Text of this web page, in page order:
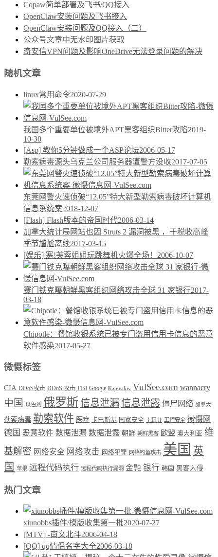
Copaw简单部署及飞书/QQ接入
OpenClaw安装问题及飞书接入
OpenClaw安装问题及QQ接入（二）
公众号文章中无水印图片获取
奇安信VPN问题及影响OneDrive无法登录问题的解决
随机文章
linux常用命令2020-07-29
我国多个重要单位被境外APT黑客组织Bitter攻陷2019-
10-30
[Asp] 教你5分钟做成一个ASP论坛2006-05-17
勒索病毒源头乌克兰公司服务器遭警方没收2017-07-05
东莞网警火速侦破“12.05”特大新型勒索病毒破坏计算机
信息系统案2018-12-07
[Flash] Flash版本的帝国时代2006-03-14
加拿大统计局网站也因 Struts 2 漏洞被黑 ，于税收高峰
季节尴尬离线2017-03-15
[娱乐] 寒!芙蓉姐姐玩跳舞机火爆全场！ 2006-10-07
赛门铁克曝朝鲜黑客组织网络攻击全球 31 家银行2017-
03-18
Chipotle：餐馆收银系统已被专门盗用信用卡信息的恶意
软件感染2017-05-27
微慑标签
CIA DDoS攻击 DDoS 攻击 FBI Google Kapustkiy VulSee.com wannacry
中国 以色列 俄罗斯信息泄漏信息泄露 僵尸网络 加拿大
勒索病毒 勒索软件 医疗 卡巴斯基 国家安全 土耳其 工控安全 微慑网
德国 恶意软件 数据泄漏 数据泄露 朝鲜 朝鲜黑客 欧盟 澳大利亚 维
基解密 网络安全 网络攻击 网络犯罪 网络钓鱼攻击 美国 英
国
苹果 远程代码执行 远程代码执行漏洞 金融 银行 韩国 黑客入侵
热门文章
xiunobbs插件/模版收集第一批2020-07-27
[MTV] -南文北斗2006-04-18
[QQ] qq情侣名字大全2006-03-18